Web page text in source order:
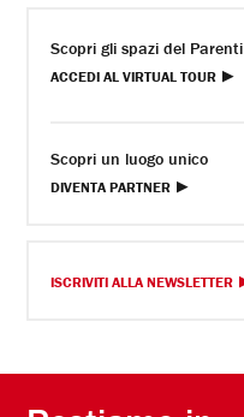
Scopri gli spazi del Parenti
ACCEDI AL VIRTUAL TOUR
Scopri un luogo unico
DIVENTA PARTNER
ISCRIVITI ALLA NEWSLETTER